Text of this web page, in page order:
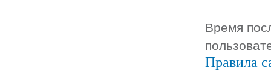
Время
Правила